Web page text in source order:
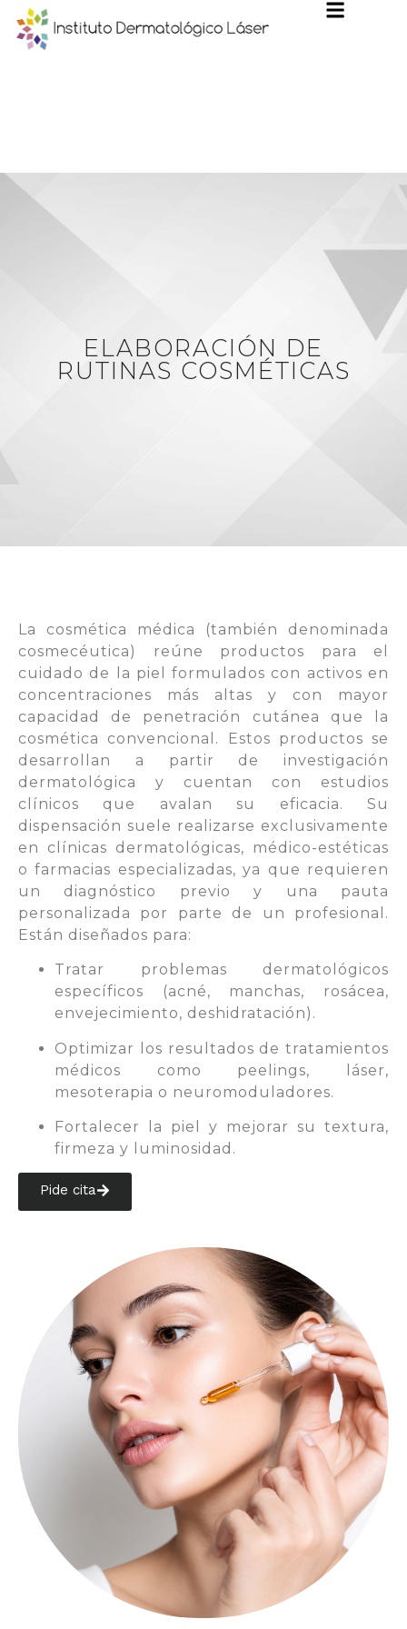
ELABORACIÓN DE
RUTINAS COSMÉTICAS
La cosmética médica (también denominada
cosmecéutica) reúne productos para el
cuidado de la piel formulados con activos en
concentraciones más altas y con mayor
capacidad de penetración cutánea que la
cosmética convencional. Estos productos se
desarrollan a partir de investigación
dermatológica y cuentan con estudios
clínicos que avalan su eficacia. Su
dispensación suele realizarse exclusivamente
en clínicas dermatológicas, médico-estéticas
o farmacias especializadas, ya que requieren
un diagnóstico previo y una pauta
personalizada por parte de un profesional.
Están diseñados para:
Tratar problemas dermatológicos
específicos (acné, manchas, rosácea,
envejecimiento, deshidratación).
Optimizar los resultados de tratamientos
médicos como peelings, láser,
mesoterapia o neuromoduladores.
Fortalecer la piel y mejorar su textura,
firmeza y luminosidad.
Pide cita